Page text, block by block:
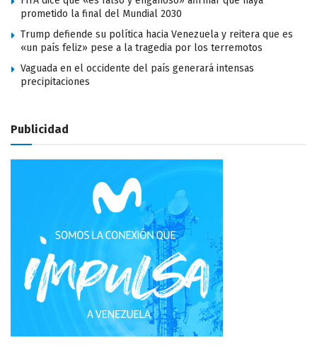
prometido la final del Mundial 2030
Trump defiende su política hacia Venezuela y reitera que es
«un país feliz» pese a la tragedia por los terremotos
Vaguada en el occidente del país generará intensas
precipitaciones
Publicidad